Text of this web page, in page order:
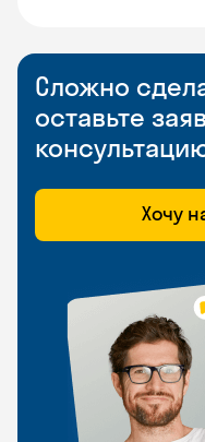
Сложно
оставьте
Хочу